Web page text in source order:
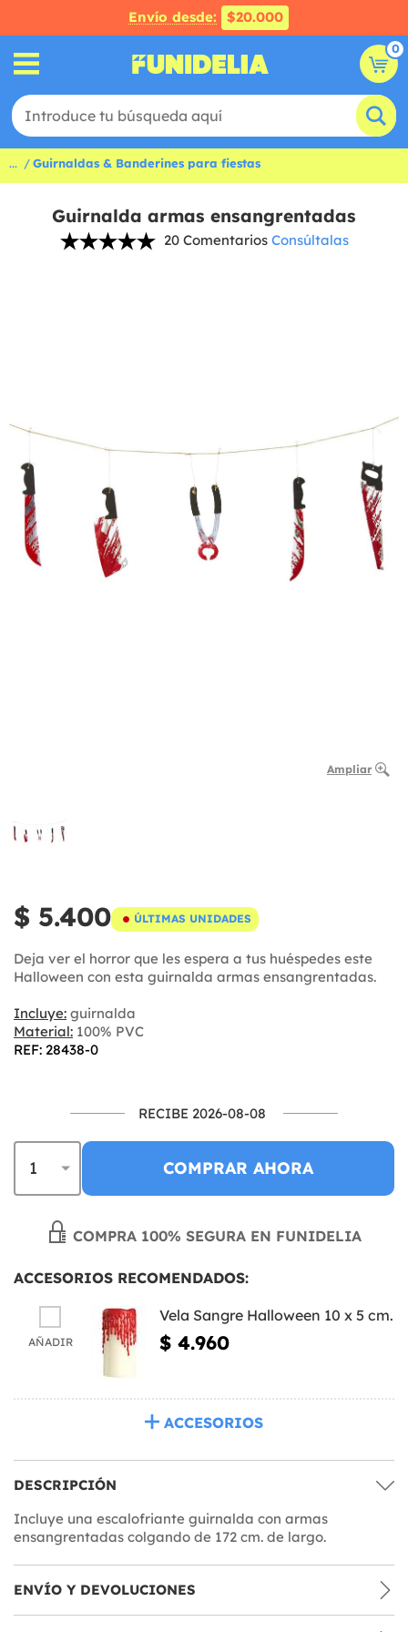
Envío desde: $20.000
0
... Guirnaldas & Banderines para fiestas
Guirnalda armas ensangrentadas
20 Comentarios Consúltalas
Ampliar
$ 5.400 ÚLTIMAS UNIDADES
Deja ver el horror que les espera a tus huéspedes este
Halloween con esta guirnalda armas ensangrentadas.
Incluye: guirnalda
Material: 100% PVC
REF: 28438-0
RECIBE 2026-08-08
COMPRAR AHORA
COMPRA 100% SEGURA EN FUNIDELIA
ACCESORIOS RECOMENDADOS:
AÑADIR
Vela Sangre Halloween 10 x 5 cm.
$ 4.960
ACCESORIOS
DESCRIPCIÓN
Incluye una escalofriante guirnalda con armas
ensangrentadas colgando de 172 cm. de largo.
ENVÍO Y DEVOLUCIONES